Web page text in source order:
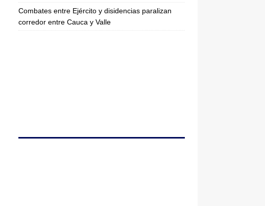
Combates entre Ejército y disidencias paralizan
corredor entre Cauca y Valle